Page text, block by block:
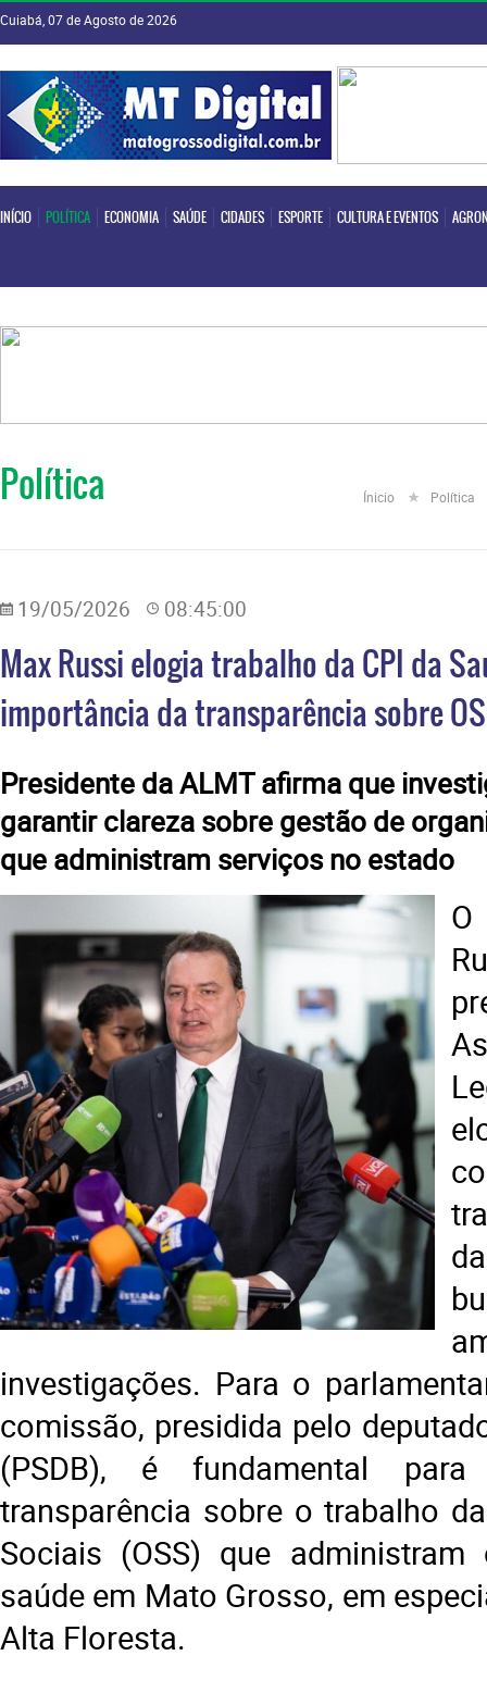
Cuiabá, 07 de Agosto de 2026
INÍCIO POLÍTICA ECONOMIA SAÚDE CIDADES ESPORTE CULTURA E EVENTOS
INÍCIO POLÍTICA ECONOMIA SAÚDE
Política Ínicio Política
19/05/2026 08:45:00
Max Russi elogia trabalho da CPI da
importância da transparência sobre
​Presidente da ALMT afirma que
garantir clareza sobre gestão de
que administram serviços no estado
investigações. Para o
comissão, presidida pelo
(PSDB), é fundamental
transparência sobre o trabalho
Sociais (OSS) que
saúde em Mato Grosso, em
Alta Floresta.